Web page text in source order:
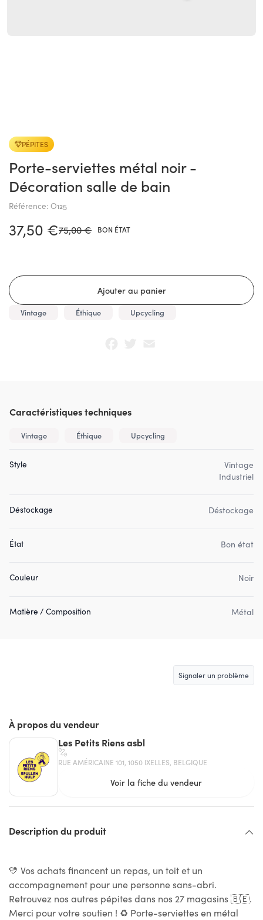
PÉPITES
Porte-serviettes métal noir -
Décoration salle de bain
Référence: O125
37,50 €75,00 € BON ÉTAT
Vintage Éthique Upcycling
Caractéristiques techniques
Vintage Éthique Upcycling
Style
Vintage
Industriel
Déstockage Déstockage
État Bon état
Couleur Noir
Matière / Composition Métal
Signaler un problème
À propos du vendeur
Les Petits Riens asbl
RUE AMÉRICAINE 101, 1050 IXELLES, BELGIQUE
Voir la fiche du vendeur
Description du produit
💛 Vos achats financent un repas, un toit et un
accompagnement pour une personne sans-abri.
Retrouvez nos autres pépites dans nos 27 magasins 🇧🇪.
Merci pour votre soutien ! ♻ Porte-serviettes en métal